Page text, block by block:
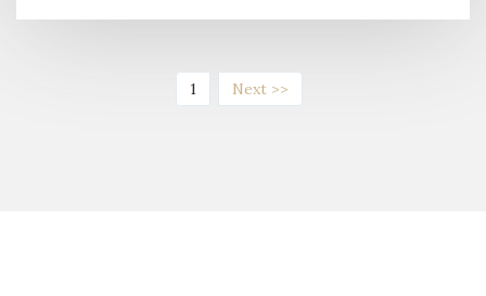
1(current)Next >>